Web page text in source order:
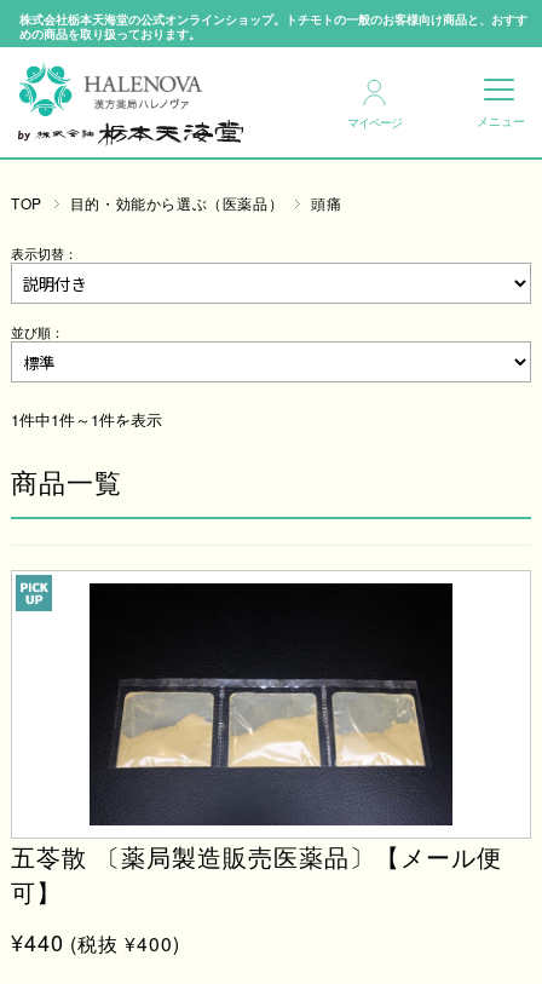
株式会社栃本天海堂の公式オンラインショップ。トチモトの一般のお客様向け商品と、おすす
めの商品を取り扱っております。
マイページ
TOP 目的・効能から選ぶ（医薬品） 頭痛
表示切替：
並び順：
1件中1件～1件を表示
商品一覧
五苓散 〔薬局製造販売医薬品〕【メール便
可】
¥440 (税抜 ¥400)